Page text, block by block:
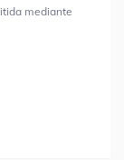
mediante